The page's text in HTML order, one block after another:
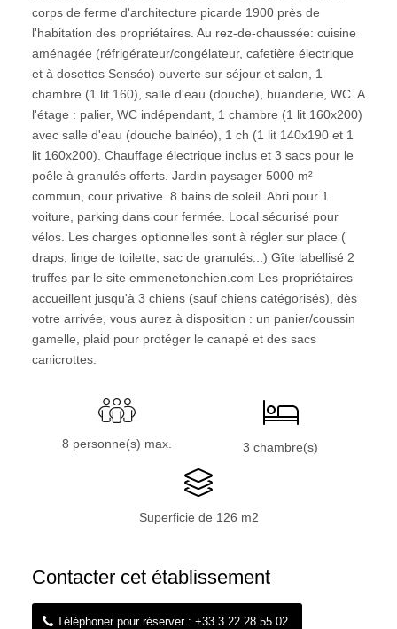
corps de ferme d'architecture picarde 1900 près de
l'habitation des propriétaires. Au rez-de-chaussée: cuisine
aménagée (réfrigérateur/congélateur, cafetière électrique
et à dosettes Senséo) ouverte sur séjour et salon, 1
chambre (1 lit 160), salle d'eau (douche), buanderie, WC. A
l'étage : palier, WC indépendant, 1 chambre (1 lit 160x200)
avec salle d'eau (douche balnéo), 1 ch (1 lit 140x190 et 1
lit 160x200). Chauffage électrique inclus et 3 sacs pour le
poêle à granulés offerts. Jardin paysager 5000 m²
commun, cour privative. 8 bains de soleil. Abri pour 1
voiture, parking dans cour fermée. Local sécurisé pour
vélos. Les charges optionnelles sont à régler sur place (
draps, linge de toilette, sac de granulés...) Gîte labellisé 2
truffes par le site emmenetonchien.com Les propriétaires
accueillent jusqu'à 3 chiens (sauf chiens catégorisés), dès
votre arrivée, vous aurez à disposition : un panier/coussin
gamelle, plaid pour protéger le canapé et des sacs
canicrottes.
8 personne(s) max. 3 chambre(s)
Superficie de 126 m2
Contacter cet établissement
Téléphoner pour réserver : +33 3 22 28 55 02